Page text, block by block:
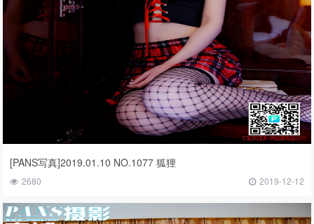
[PANS写真]2019.01.10 NO.1077 狐狸
2680 2019-12-12